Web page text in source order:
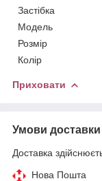
Застібка
Мoдель
Розмір
Колір
Приховати
Умови доставки
Доставка
Нова Пошта